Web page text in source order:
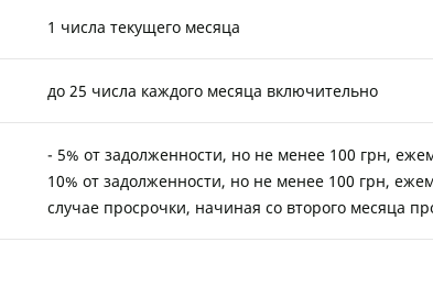
1 числа текущего месяца
до 25 числа каждого месяца включительно
- 5% от задолженности, но не менее 100 грн,
10% от задолженности, но не менее 100 грн,
случае просрочки, начиная со второго месяца